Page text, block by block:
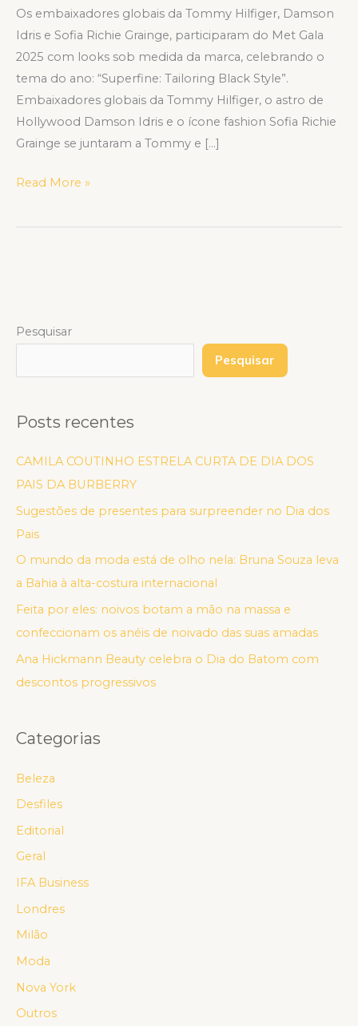
Os embaixadores globais da Tommy Hilfiger, Damson
Idris e Sofia Richie Grainge, participaram do Met Gala
2025 com looks sob medida da marca, celebrando o
tema do ano: “Superfine: Tailoring Black Style”.
Embaixadores globais da Tommy Hilfiger, o astro de
Hollywood Damson Idris e o ícone fashion Sofia Richie
Grainge se juntaram a Tommy e […]
Read More »
Pesquisar
Pesquisar
Posts recentes
CAMILA COUTINHO ESTRELA CURTA DE DIA DOS
PAIS DA BURBERRY
Sugestões de presentes para surpreender no Dia dos
Pais
O mundo da moda está de olho nela: Bruna Souza leva
a Bahia à alta-costura internacional
Feita por eles: noivos botam a mão na massa e
confeccionam os anéis de noivado das suas amadas
Ana Hickmann Beauty celebra o Dia do Batom com
descontos progressivos
Categorias
Beleza
Desfiles
Editorial
Geral
IFA Business
Londres
Milão
Moda
Nova York
Outros